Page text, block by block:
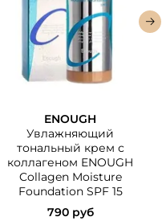
ENOUGH
Увлажняющий
тональный крем с
коллагеном ENOUGH
Collagen Moisture
Foundation SPF 15
790 руб